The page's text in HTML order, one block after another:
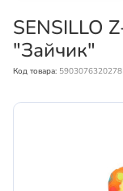
SENSILLO
"Зайчик"
Код товара: 5903076320278